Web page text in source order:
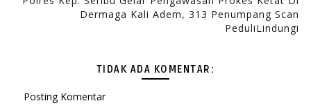
Dermaga Kali Adem, 313 Penumpang Scan
PeduliLindungi
TIDAK ADA KOMENTAR:
Posting Komentar